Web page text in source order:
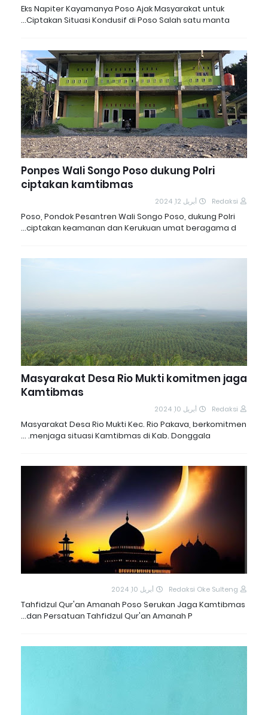
Eks Napiter Kayamanya Poso Ajak Masyarakat untuk
Ciptakan Situasi Kondusif di Poso Salah satu manta…
Ponpes Wali Songo Poso dukung Polri
ciptakan kamtibmas
Redaksi أبريل 12, 2024
Poso, Pondok Pesantren Wali Songo Poso, dukung Polri
ciptakan keamanan dan Kerukuan umat beragama d…
Masyarakat Desa Rio Mukti komitmen jaga
Kamtibmas
Redaksi أبريل 10, 2024
Masyarakat Desa Rio Mukti Kec. Rio Pakava, berkomitmen
menjaga situasi Kamtibmas di Kab. Donggala. …
Redaksi Oke Sulteng أبريل 10, 2024
Tahfidzul Qur'an Amanah Poso Serukan Jaga Kamtibmas
dan Persatuan Tahfidzul Qur'an Amanah P…